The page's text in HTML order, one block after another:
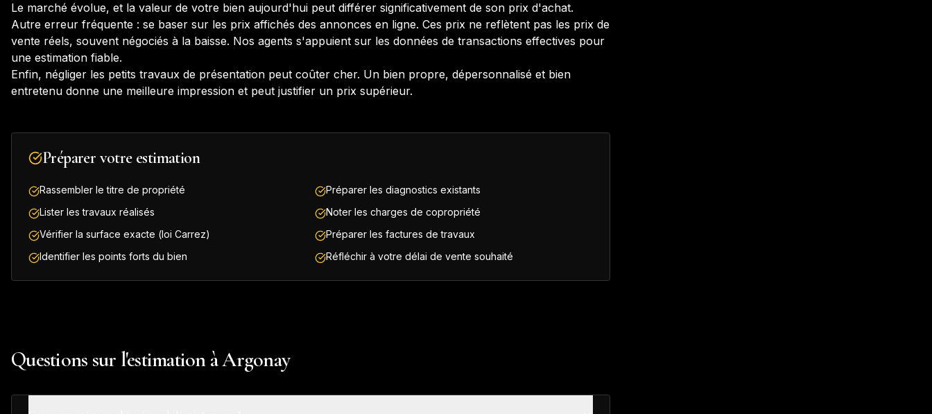
Le marché évolue, et la valeur de votre bien aujourd'hui peut différer significativement de son prix d'achat.
Autre erreur fréquente : se baser sur les prix affichés des annonces en ligne. Ces prix ne reflètent pas les prix de
vente réels, souvent négociés à la baisse. Nos agents s'appuient sur les données de transactions effectives pour
une estimation fiable.
Enfin, négliger les petits travaux de présentation peut coûter cher. Un bien propre, dépersonnalisé et bien
entretenu donne une meilleure impression et peut justifier un prix supérieur.
Préparer votre estimation
Rassembler le titre de propriété
Préparer les diagnostics existants
Lister les travaux réalisés
Noter les charges de copropriété
Vérifier la surface exacte (loi Carrez)
Préparer les factures de travaux
Identifier les points forts du bien
Réfléchir à votre délai de vente souhaité
Questions sur l'estimation à Argonay